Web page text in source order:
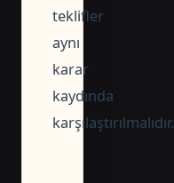
teklifler
aynı
karar
kaydında
karşılaştırılmalıdır.